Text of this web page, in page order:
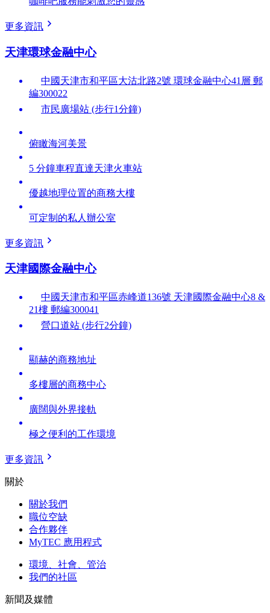
更多資訊
天津環球金融中心
中國天津市和平區大沽北路2號 環球金融中心41層 郵
編300022
市民廣場站 (步行1分鐘)
俯瞰海河美景
5 分鐘車程直達天津火車站
優越地理位置的商務大樓
可定制的私人辦公室
更多資訊
天津國際金融中心
中國天津市和平區赤峰道136號 天津國際金融中心8 &
21樓 郵編300041
營口道站 (步行2分鐘)
顯赫的商務地址
多樓層的商務中心
廣闊與外界接軌
極之便利的工作環境
更多資訊
關於
關於我們
職位空缺
合作夥伴
MyTEC 應用程式
環境、社會、管治
我們的社區
新聞及媒體